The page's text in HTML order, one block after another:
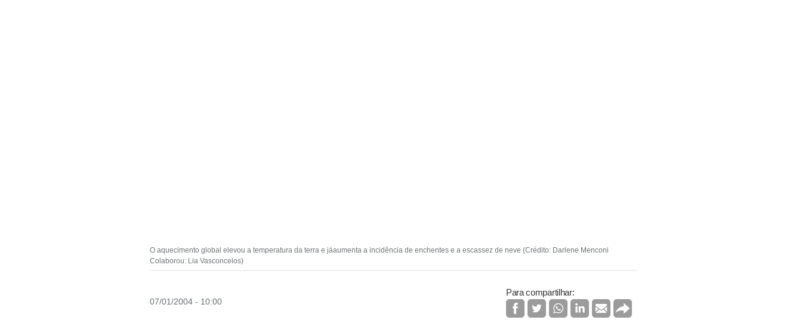
O aquecimento global elevou a temperatura da terra e jáaumenta a incidência de enchentes e a escassez de neve (Crédito: Darlene Menconi
Colaborou: Lia Vasconcelos)
07/01/2004 - 10:00
Para compartilhar: